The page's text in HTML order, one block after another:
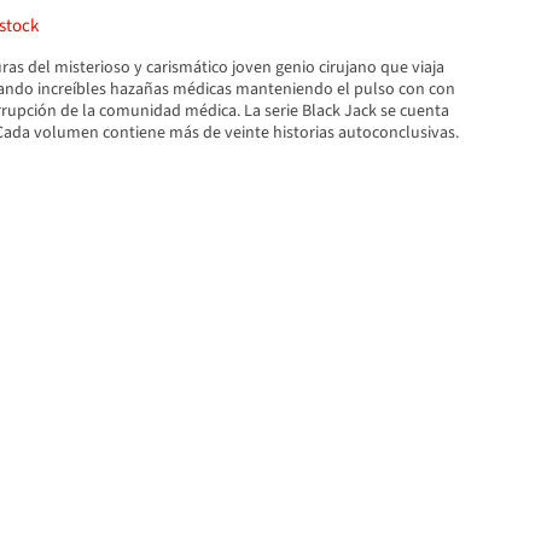
del misterioso y carismático joven genio cirujano que viaja
increíbles hazañas médicas manteniendo el pulso con con
de la comunidad médica. La serie Black Jack se cuenta
volumen contiene más de veinte historias autoconclusivas.